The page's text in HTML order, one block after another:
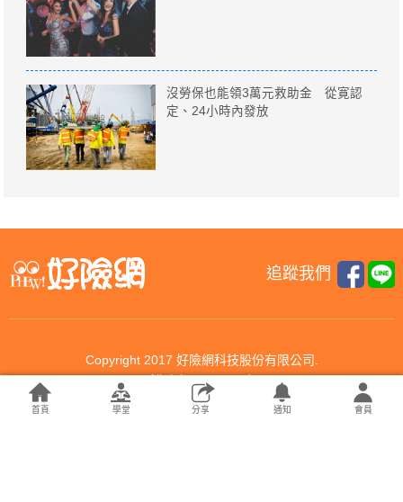
沒勞保也能領3萬元救助金 從寛認
定、24小時內發放
追蹤我們
Copyright 2017 好險網科技股份有限公司.
All rights reserved.